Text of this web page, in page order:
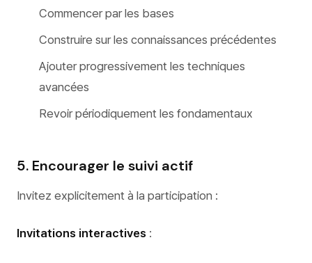
Commencer par les bases
Construire sur les connaissances précédentes
Ajouter progressivement les techniques
avancées
Revoir périodiquement les fondamentaux
5. Encourager le suivi actif
Invitez explicitement à la participation :
Invitations interactives :